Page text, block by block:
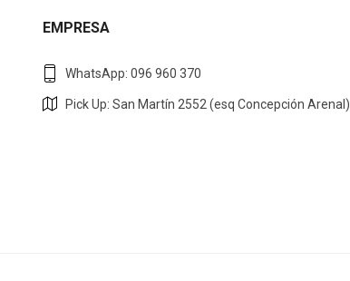
EMPRESA
WhatsApp: 096 960 370
Pick Up: San Martín 2552 (esq Concepción Arenal)